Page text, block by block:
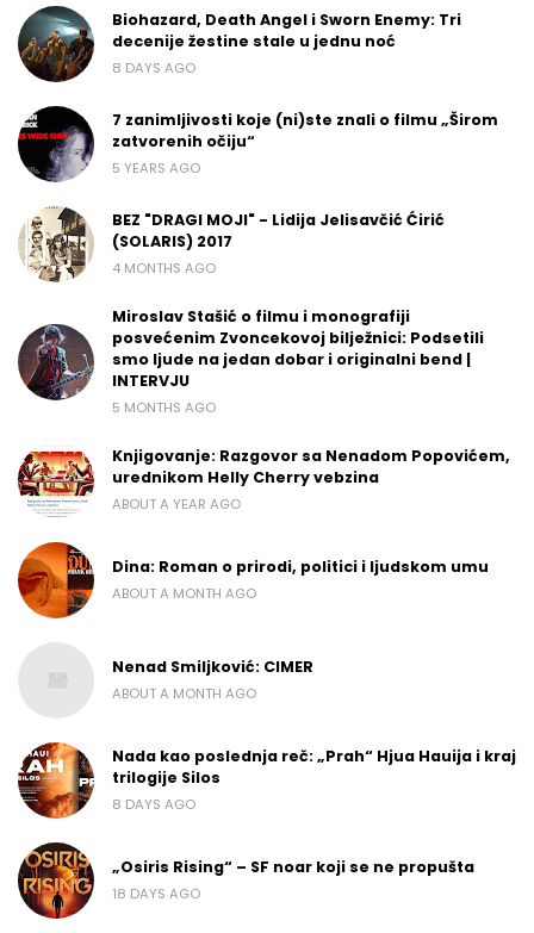
Biohazard, Death Angel i Sworn Enemy: Tri
decenije žestine stale u jednu noć
8 DAYS AGO
7 zanimljivosti koje (ni)ste znali o filmu „Širom
zatvorenih očiju“
5 YEARS AGO
BEZ "DRAGI MOJI" - Lidija Jelisavčić Ćirić
(SOLARIS) 2017
4 MONTHS AGO
Miroslav Stašić o filmu i monografiji
posvećenim Zvoncekovoj bilježnici: Podsetili
smo ljude na jedan dobar i originalni bend |
INTERVJU
5 MONTHS AGO
Knjigovanje: Razgovor sa Nenadom Popovićem,
urednikom Helly Cherry vebzina
ABOUT A YEAR AGO
Dina: Roman o prirodi, politici i ljudskom umu
ABOUT A MONTH AGO
Nenad Smiljković: CIMER
ABOUT A MONTH AGO
Nada kao poslednja reč: „Prah“ Hjua Hauija i kraj
trilogije Silos
8 DAYS AGO
„Osiris Rising“ – SF noar koji se ne propušta
18 DAYS AGO